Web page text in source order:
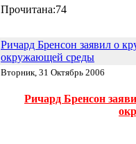
Прочитана:74
Ричард Бренсон заявил о
окружающей среды
Вторник, 31 Октябрь 2006
Ричард Бренсон